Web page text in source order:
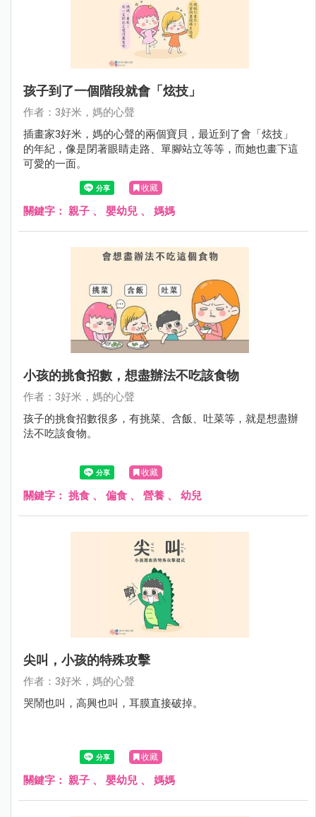
孩子到了一個階段就會「炫技」
作者：3好米，媽的心聲
插畫家3好米，媽的心聲的兩個寶貝，最近到了會「炫技」
的年紀，像是閉著眼睛走路、單腳站立等等，而她也畫下這
可愛的一面。
收藏
關鍵字： 親子 、 嬰幼兒 、 媽媽
小孩的挑食招數，想盡辦法不吃該食物
作者：3好米，媽的心聲
孩子的挑食招數很多，有挑菜、含飯、吐菜等，就是想盡辦
法不吃該食物。
收藏
關鍵字： 挑食 、 偏食 、 營養 、 幼兒
尖叫，小孩的特殊攻擊
作者：3好米，媽的心聲
哭鬧也叫，高興也叫，耳膜直接破掉。
收藏
關鍵字： 親子 、 嬰幼兒 、 媽媽